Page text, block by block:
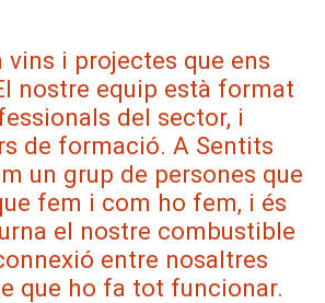
vins i projectes que ens
nostre equip està format
del sector, i
de formació. A Sentits
un grup de persones que
fem i com ho fem, i és
el nostre combustible
entre nosaltres
que ho fa tot funcionar.